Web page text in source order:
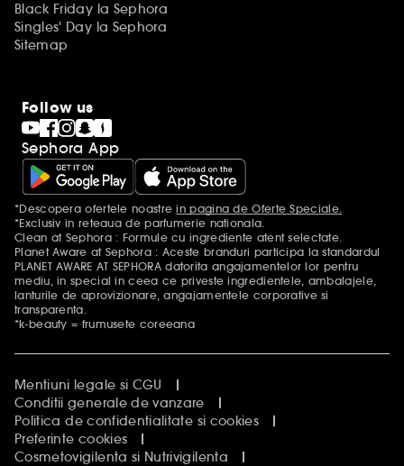
Black Friday la Sephora
Singles' Day la Sephora
Sitemap
Follow us
Sephora App
Mentiuni aditionale
*Descopera ofertele noastrein pagina de Oferte Speciale.
*Exclusiv in reteaua de parfumerie nationala.
Clean at Sephora : Formule cu ingrediente atent selectate.
Planet Aware at Sephora : Aceste branduri participa la standardul
PLANET AWARE AT SEPHORA datorita angajamentelor lor pentru
mediu, in special in ceea ce priveste ingredientele, ambalajele,
lanturile de aprovizionare, angajamentele corporative si
transparenta.
*k-beauty = frumusete coreeana
Mentiuni legale si CGU
Conditii generale de vanzare
Politica de confidentialitate si cookies
Preferinte cookies
Cosmetovigilenta si Nutrivigilenta